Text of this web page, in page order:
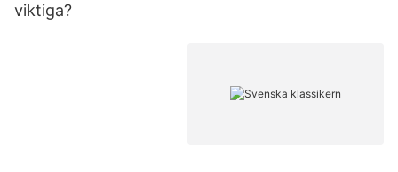
viktiga?